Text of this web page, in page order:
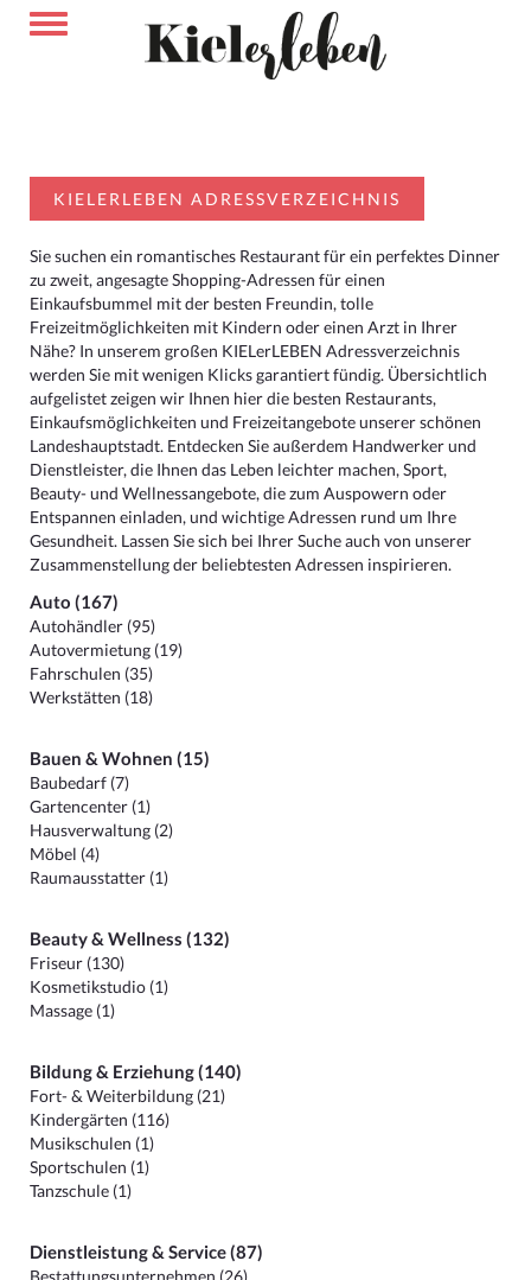
KIELERLEBEN ADRESSVERZEICHNIS
Sie suchen ein romantisches Restaurant für ein perfektes Dinner
zu zweit, angesagte Shopping-Adressen für einen
Einkaufsbummel mit der besten Freundin, tolle
Freizeitmöglichkeiten mit Kindern oder einen Arzt in Ihrer
Nähe? In unserem großen KIELerLEBEN Adressverzeichnis
werden Sie mit wenigen Klicks garantiert fündig. Übersichtlich
aufgelistet zeigen wir Ihnen hier die besten Restaurants,
Einkaufsmöglichkeiten und Freizeitangebote unserer schönen
Landeshauptstadt. Entdecken Sie außerdem Handwerker und
Dienstleister, die Ihnen das Leben leichter machen, Sport,
Beauty- und Wellnessangebote, die zum Auspowern oder
Entspannen einladen, und wichtige Adressen rund um Ihre
Gesundheit. Lassen Sie sich bei Ihrer Suche auch von unserer
Zusammenstellung der beliebtesten Adressen inspirieren.
Auto (167)
Autohändler (95)
Autovermietung (19)
Fahrschulen (35)
Werkstätten (18)
Bauen & Wohnen (15)
Baubedarf (7)
Gartencenter (1)
Hausverwaltung (2)
Möbel (4)
Raumausstatter (1)
Beauty & Wellness (132)
Friseur (130)
Kosmetikstudio (1)
Massage (1)
Bildung & Erziehung (140)
Fort- & Weiterbildung (21)
Kindergärten (116)
Musikschulen (1)
Sportschulen (1)
Tanzschule (1)
Dienstleistung & Service (87)
Bestattungsunternehmen (26)